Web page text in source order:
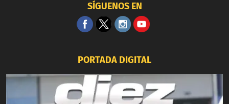
SÍGUENOS EN
PORTADA DIGITAL